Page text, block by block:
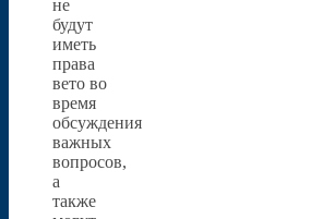
не
будут
иметь
права
вето во
время
обсуждения
важных
вопросов,
а
также